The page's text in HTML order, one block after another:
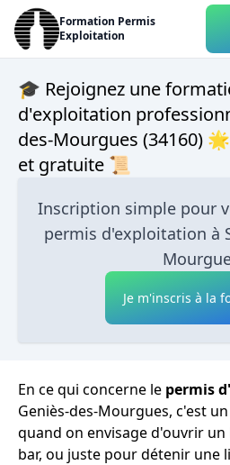
Formation Permis
Exploitation
🎓 Rejoignez une
d'exploitation
des-Mourgues (34160)
et gratuite 📜
Inscription simple pour
permis d'exploitation à
Je m'inscris à la
En ce qui concerne le permis
Geniès-des-Mourgues, c'est
quand on envisage d'ouvrir
bar, ou juste pour détenir une